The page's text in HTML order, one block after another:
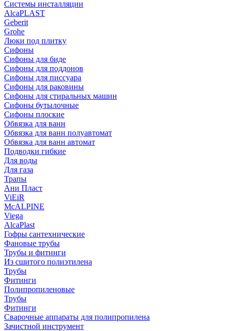
Системы инсталляции
AlcaPLAST
Geberit
Grohe
Люки под плитку
Сифоны
Сифoны для биде
Сифoны для поддонов
Сифoны для писсуара
Сифоны для раковины
Сифоны для стиральных машин
Сифоны бутылочные
Сифоны плоские
Обвязка для ванн
Обвязка для ванн полуавтомат
Обвязка для ванн автомат
Подводки гибкие
Для воды
Для газа
Трапы
Ани Пласт
ViEiR
McALPINE
Viega
AlcaPlast
Гофры сантехнические
Фановые трубы
Трубы и фитинги
Из сшитого полиэтилена
Трубы
Фитинги
Полипропиленовые
Трубы
Фитинги
Сварочные аппараты для полипропилена
Зачистной инструмент